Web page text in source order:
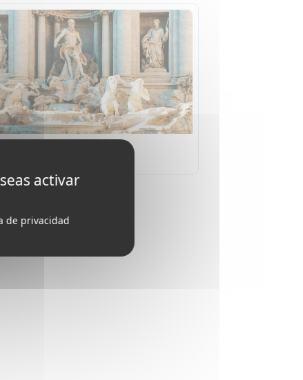
activar
de privacidad